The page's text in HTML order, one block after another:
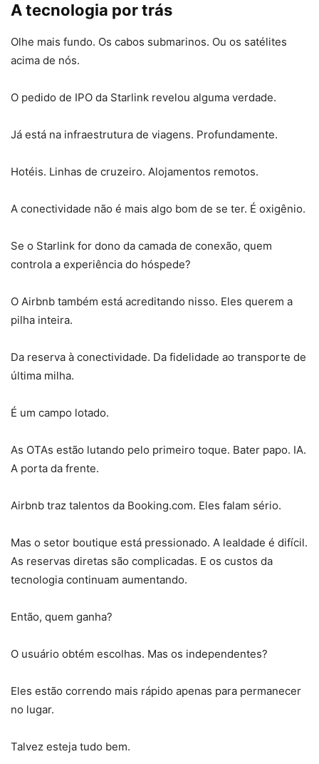
A tecnologia por trás
Olhe mais fundo. Os cabos submarinos. Ou os satélites
acima de nós.
O pedido de IPO da Starlink revelou alguma verdade.
Já está na infraestrutura de viagens. Profundamente.
Hotéis. Linhas de cruzeiro. Alojamentos remotos.
A conectividade não é mais algo bom de se ter. É oxigênio.
Se o Starlink for dono da camada de conexão, quem
controla a experiência do hóspede?
O Airbnb também está acreditando nisso. Eles querem a
pilha inteira.
Da reserva à conectividade. Da fidelidade ao transporte de
última milha.
É um campo lotado.
As OTAs estão lutando pelo primeiro toque. Bater papo. IA.
A porta da frente.
Airbnb traz talentos da Booking.com. Eles falam sério.
Mas o setor boutique está pressionado. A lealdade é difícil.
As reservas diretas são complicadas. E os custos da
tecnologia continuam aumentando.
Então, quem ganha?
O usuário obtém escolhas. Mas os independentes?
Eles estão correndo mais rápido apenas para permanecer
no lugar.
Talvez esteja tudo bem.